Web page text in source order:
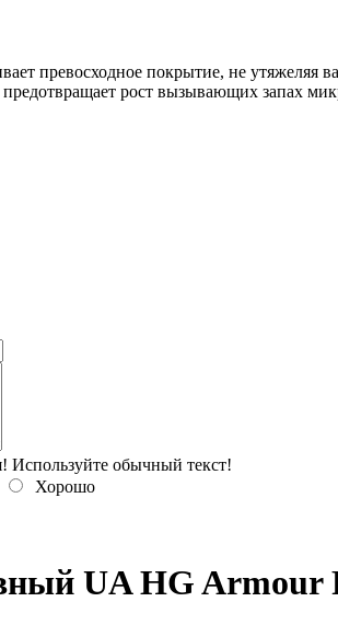
превосходное покрытие, не
предотвращает рост вызывающих запах
Используйте обычный текст!
Хорошо
UA HG Armour